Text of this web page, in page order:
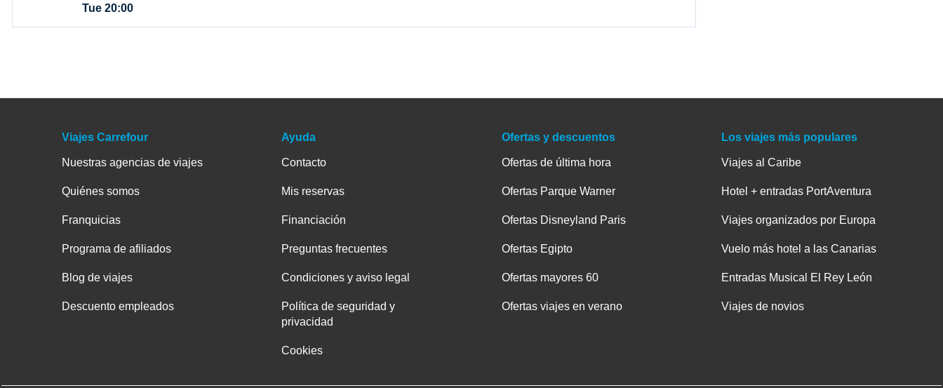
Tue 20:00
Viajes Carrefour
Nuestras agencias de viajes
Quiénes somos
Franquicias
Programa de afiliados
Blog de viajes
Descuento empleados
Ayuda
Contacto
Mis reservas
Financiación
Preguntas frecuentes
Condiciones y aviso legal
Política de seguridad y
privacidad
Cookies
Ofertas y descuentos
Ofertas de última hora
Ofertas Parque Warner
Ofertas Disneyland Paris
Ofertas Egipto
Ofertas mayores 60
Ofertas viajes en verano
Los viajes más populares
Viajes al Caribe
Hotel + entradas PortAventura
Viajes organizados por Europa
Vuelo más hotel a las Canarias
Entradas Musical El Rey León
Viajes de novios